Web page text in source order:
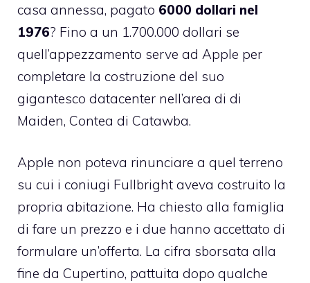
casa annessa, pagato 6000 dollari nel
1976? Fino a un 1.700.000 dollari se
quell’appezzamento serve ad Apple per
completare la costruzione del suo
gigantesco datacenter nell’area di di
Maiden, Contea di Catawba.
Apple non poteva rinunciare a quel terreno
su cui i coniugi Fullbright aveva costruito la
propria abitazione. Ha chiesto alla famiglia
di fare un prezzo e i due hanno accettato di
formulare un’offerta. La cifra sborsata alla
fine da Cupertino, pattuita dopo qualche